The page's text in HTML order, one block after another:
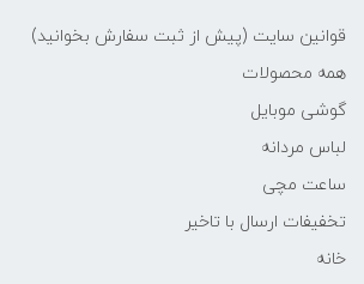
قوانین سایت (پیش از ثبت سفارش بخوانید)
همه محصولات
گوشی موبایل
لباس مردانه
ساعت مچی
تخفیفات ارسال با تاخیر
خانه